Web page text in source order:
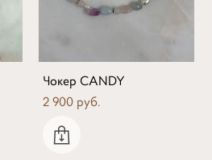
Чокер CANDY
2 900 pуб.